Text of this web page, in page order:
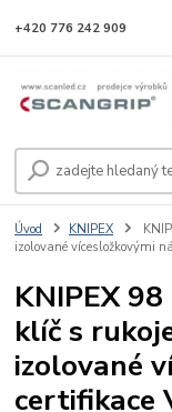
+420 776 242 909
Úvod KNIPEX
izolované vícesložkovými
KNIPEX
klíč s
izolované
certifikace